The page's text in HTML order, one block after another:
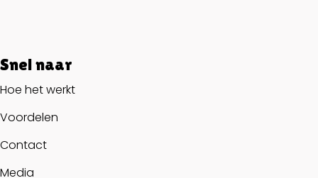
Snel naar
Hoe het werkt
Voordelen
Contact
Media